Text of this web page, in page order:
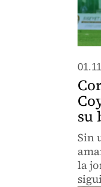
su
Sin
la